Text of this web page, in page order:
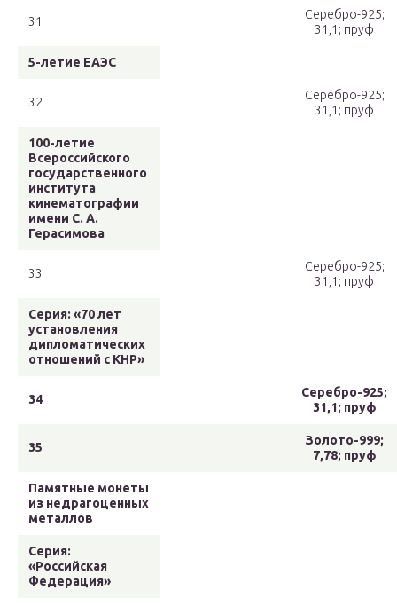
31
Серебро-925;
31,1; пруф
5-летие ЕАЭС
32
Серебро-925;
31,1; пруф
100-летие
Всероссийского
государственного
института
кинематографии
имени С. А.
Герасимова
33
Серебро-925;
31,1; пруф
Серия: «70 лет
установления
дипломатических
отношений с КНР»
34
Серебро-925;
31,1; пруф
35
Золото-999;
7,78; пруф
Памятные монеты
из недрагоценных
металлов
Серия:
«Российская
Федерация»